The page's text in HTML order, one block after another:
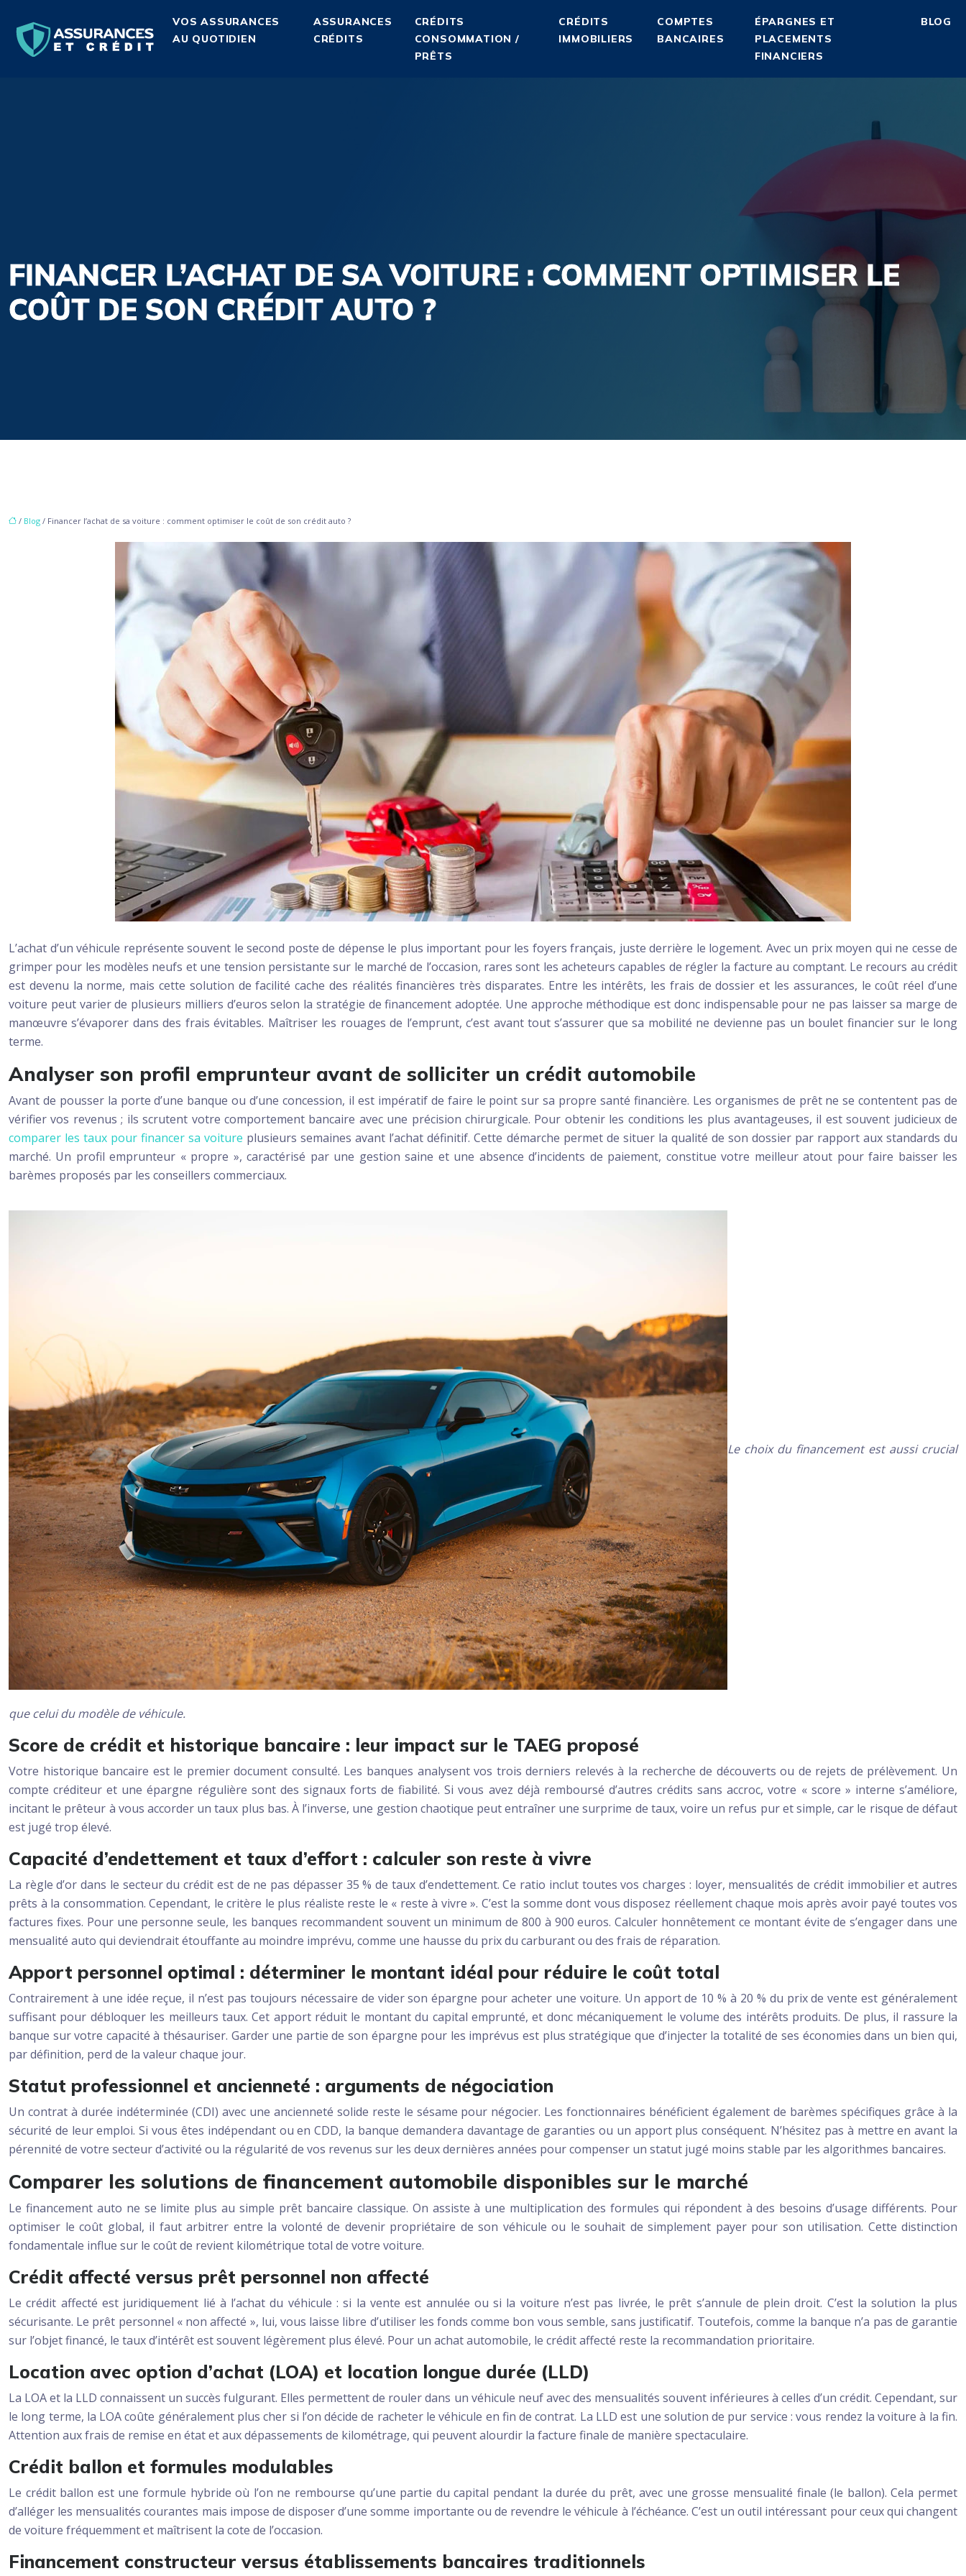
VOS ASSURANCES
AU QUOTIDIEN
ASSURANCES
CRÉDITS
CRÉDITS
CONSOMMATION /
PRÊTS
CRÉDITS
IMMOBILIERS
COMPTES
BANCAIRES
ÉPARGNES ET
PLACEMENTS
FINANCIERS
BLOG
FINANCER L’ACHAT DE SA VOITURE : COMMENT OPTIMISER LE
COÛT DE SON CRÉDIT AUTO ?
/ Blog / Financer l’achat de sa voiture : comment optimiser le coût de son crédit auto ?
L’achat d’un véhicule représente souvent le second poste de dépense le plus important pour les foyers français, juste derrière le logement. Avec un prix moyen qui ne cesse de
grimper pour les modèles neufs et une tension persistante sur le marché de l’occasion, rares sont les acheteurs capables de régler la facture au comptant. Le recours au crédit
est devenu la norme, mais cette solution de facilité cache des réalités financières très disparates. Entre les intérêts, les frais de dossier et les assurances, le coût réel d’une
voiture peut varier de plusieurs milliers d’euros selon la stratégie de financement adoptée. Une approche méthodique est donc indispensable pour ne pas laisser sa marge de
manœuvre s’évaporer dans des frais évitables. Maîtriser les rouages de l’emprunt, c’est avant tout s’assurer que sa mobilité ne devienne pas un boulet financier sur le long
terme.
Analyser son profil emprunteur avant de solliciter un crédit automobile
Avant de pousser la porte d’une banque ou d’une concession, il est impératif de faire le point sur sa propre santé financière. Les organismes de prêt ne se contentent pas de
vérifier vos revenus ; ils scrutent votre comportement bancaire avec une précision chirurgicale. Pour obtenir les conditions les plus avantageuses, il est souvent judicieux de
comparer les taux pour financer sa voiture plusieurs semaines avant l’achat définitif. Cette démarche permet de situer la qualité de son dossier par rapport aux standards du
marché. Un profil emprunteur « propre », caractérisé par une gestion saine et une absence d’incidents de paiement, constitue votre meilleur atout pour faire baisser les
barèmes proposés par les conseillers commerciaux.
Le choix du financement est aussi crucial
que celui du modèle de véhicule.
Score de crédit et historique bancaire : leur impact sur le TAEG proposé
Votre historique bancaire est le premier document consulté. Les banques analysent vos trois derniers relevés à la recherche de découverts ou de rejets de prélèvement. Un
compte créditeur et une épargne régulière sont des signaux forts de fiabilité. Si vous avez déjà remboursé d’autres crédits sans accroc, votre « score » interne s’améliore,
incitant le prêteur à vous accorder un taux plus bas. À l’inverse, une gestion chaotique peut entraîner une surprime de taux, voire un refus pur et simple, car le risque de défaut
est jugé trop élevé.
Capacité d’endettement et taux d’effort : calculer son reste à vivre
La règle d’or dans le secteur du crédit est de ne pas dépasser 35 % de taux d’endettement. Ce ratio inclut toutes vos charges : loyer, mensualités de crédit immobilier et autres
prêts à la consommation. Cependant, le critère le plus réaliste reste le « reste à vivre ». C’est la somme dont vous disposez réellement chaque mois après avoir payé toutes vos
factures fixes. Pour une personne seule, les banques recommandent souvent un minimum de 800 à 900 euros. Calculer honnêtement ce montant évite de s’engager dans une
mensualité auto qui deviendrait étouffante au moindre imprévu, comme une hausse du prix du carburant ou des frais de réparation.
Apport personnel optimal : déterminer le montant idéal pour réduire le coût total
Contrairement à une idée reçue, il n’est pas toujours nécessaire de vider son épargne pour acheter une voiture. Un apport de 10 % à 20 % du prix de vente est généralement
suffisant pour débloquer les meilleurs taux. Cet apport réduit le montant du capital emprunté, et donc mécaniquement le volume des intérêts produits. De plus, il rassure la
banque sur votre capacité à thésauriser. Garder une partie de son épargne pour les imprévus est plus stratégique que d’injecter la totalité de ses économies dans un bien qui,
par définition, perd de la valeur chaque jour.
Statut professionnel et ancienneté : arguments de négociation
Un contrat à durée indéterminée (CDI) avec une ancienneté solide reste le sésame pour négocier. Les fonctionnaires bénéficient également de barèmes spécifiques grâce à la
sécurité de leur emploi. Si vous êtes indépendant ou en CDD, la banque demandera davantage de garanties ou un apport plus conséquent. N’hésitez pas à mettre en avant la
pérennité de votre secteur d’activité ou la régularité de vos revenus sur les deux dernières années pour compenser un statut jugé moins stable par les algorithmes bancaires.
Comparer les solutions de financement automobile disponibles sur le marché
Le financement auto ne se limite plus au simple prêt bancaire classique. On assiste à une multiplication des formules qui répondent à des besoins d’usage différents. Pour
optimiser le coût global, il faut arbitrer entre la volonté de devenir propriétaire de son véhicule ou le souhait de simplement payer pour son utilisation. Cette distinction
fondamentale influe sur le coût de revient kilométrique total de votre voiture.
Crédit affecté versus prêt personnel non affecté
Le crédit affecté est juridiquement lié à l’achat du véhicule : si la vente est annulée ou si la voiture n’est pas livrée, le prêt s’annule de plein droit. C’est la solution la plus
sécurisante. Le prêt personnel « non affecté », lui, vous laisse libre d’utiliser les fonds comme bon vous semble, sans justificatif. Toutefois, comme la banque n’a pas de garantie
sur l’objet financé, le taux d’intérêt est souvent légèrement plus élevé. Pour un achat automobile, le crédit affecté reste la recommandation prioritaire.
Location avec option d’achat (LOA) et location longue durée (LLD)
La LOA et la LLD connaissent un succès fulgurant. Elles permettent de rouler dans un véhicule neuf avec des mensualités souvent inférieures à celles d’un crédit. Cependant, sur
le long terme, la LOA coûte généralement plus cher si l’on décide de racheter le véhicule en fin de contrat. La LLD est une solution de pur service : vous rendez la voiture à la fin.
Attention aux frais de remise en état et aux dépassements de kilométrage, qui peuvent alourdir la facture finale de manière spectaculaire.
Crédit ballon et formules modulables
Le crédit ballon est une formule hybride où l’on ne rembourse qu’une partie du capital pendant la durée du prêt, avec une grosse mensualité finale (le ballon). Cela permet
d’alléger les mensualités courantes mais impose de disposer d’une somme importante ou de revendre le véhicule à l’échéance. C’est un outil intéressant pour ceux qui changent
de voiture fréquemment et maîtrisent la cote de l’occasion.
Financement constructeur versus établissements bancaires traditionnels